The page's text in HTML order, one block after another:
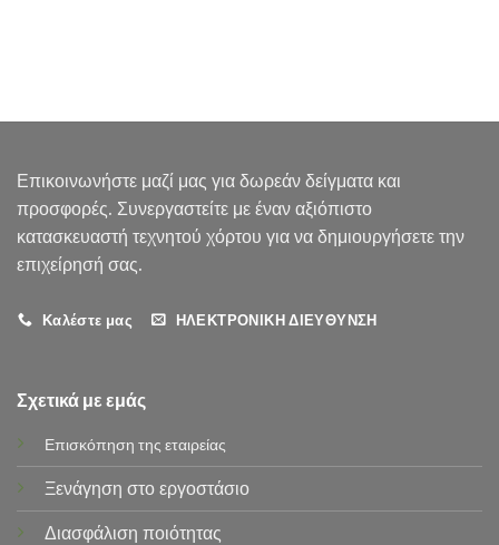
Επικοινωνήστε μαζί μας για δωρεάν δείγματα και
προσφορές. Συνεργαστείτε με έναν αξιόπιστο
κατασκευαστή τεχνητού χόρτου για να δημιουργήσετε την
επιχείρησή σας.
Καλέστε μας ΗΛΕΚΤΡΟΝΙΚΗ ΔΙΕΥΘΥΝΣΗ
Σχετικά με εμάς
Επισκόπηση της εταιρείας
Ξενάγηση στο εργοστάσιο
Διασφάλιση ποιότητας